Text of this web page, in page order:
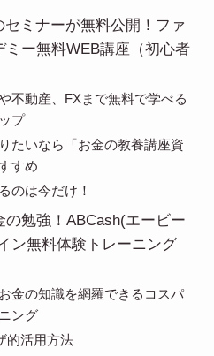
ミナーが無料公開！ファ
ミー無料WEB講座（初心者
不動産、FXまで無料で学べる
プ
たいなら「お金の教養講座資
すめ
のは今だけ！
の勉強！ABCash(エービー
ン無料体験トレーニング
金の知識を網羅できるコスパ
ング
的活用方法